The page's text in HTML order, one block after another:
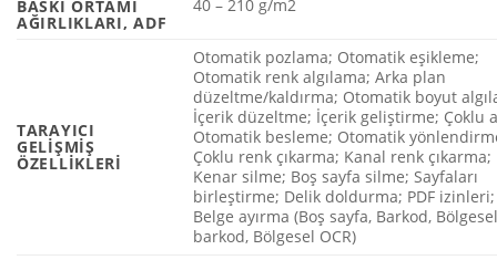
BASKI ORTAMI
AĞIRLIKLARI, ADF
40 – 210 g/m2
TARAYICI
GELIŞMIŞ
ÖZELLIKLERI
Otomatik pozlama; Otomatik eşikleme;
Otomatik renk algılama; Arka plan
düzeltme/kaldırma; Otomatik boyut
İçerik düzeltme; İçerik geliştirme; Çoklu
Otomatik besleme; Otomatik
Çoklu renk çıkarma; Kanal renk çıkarma;
Kenar silme; Boş sayfa silme; Sayfaları
birleştirme; Delik doldurma; PDF izinleri;
Belge ayırma (Boş sayfa, Barkod,
barkod, Bölgesel OCR)